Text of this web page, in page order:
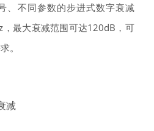
、不同参数的步进式数字衰减
最大衰减范围可达120dB，可
。
减